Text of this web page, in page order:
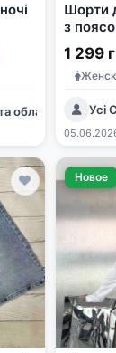
область |
Шорти
з
1 299
Усі
Новое